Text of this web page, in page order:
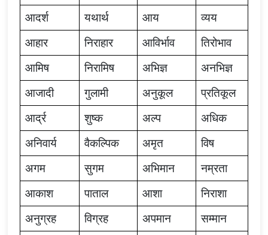
आदर्श
यथार्थ आय
व्यय
आहार
निराहार आविर्भाव
तिरोभाव
आमिष
निरामिष अभिज्ञ
अनभिज्ञ
आजादी
गुलामी अनुकूल
प्रतिकूल
आर्द्र
शुष्क अल्प
अधिक
अनिवार्य
वैकल्पिक अमृत
विष
अगम
सुगम अभिमान
नम्रता
आकाश
पाताल आशा
निराशा
अनुग्रह
विग्रह अपमान
सम्मान